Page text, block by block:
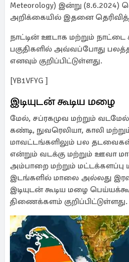
Meteorology) இன்று (8.6.2024)
அறிக்கையில் இதனை
நாட்டின் ஊடாக மற்றும் நாட்டை
பகுதிகளில் அவ்வப்போது பலத்த
எனவும் குறிப்பிட்டுள்ளது.
[YB1VFYG ]
இடியுடன் கூடிய மழை
மேல், சப்ரகமுவ மற்றும்
கண்டி, நுவரெலியா, காலி
மாவட்டங்களிலும் பல
என்றும் வடக்கு மற்றும் ஊவா
அம்பாறை மற்றும் மட்டக்களப்பு
இடங்களில் மாலை அல்லது
இடியுடன் கூடிய மழை
திணைக்களம் குறிப்பிட்டுள்ளது.